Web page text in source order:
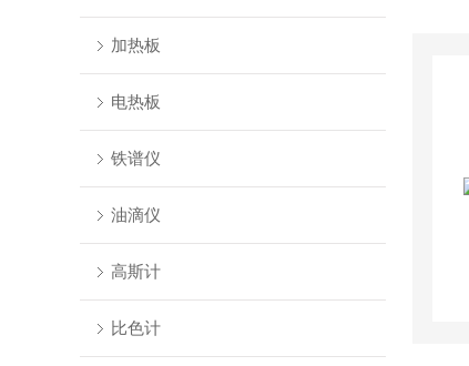
加热板
电热板
铁谱仪
油滴仪
高斯计
比色计